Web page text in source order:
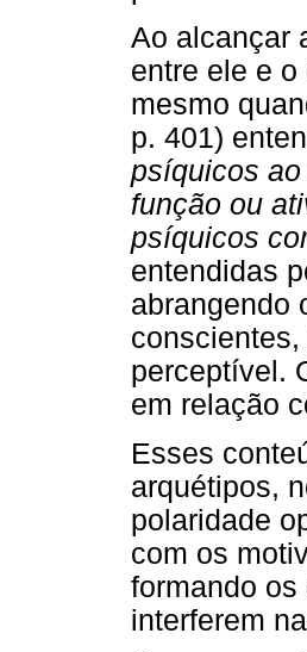
Ao alcançar
entre ele e
mesmo
p. 401)
psíquicos
função ou
psíquicos
entendidas
abrangendo
perceptível.
em relação
Esses
arquétipos,
polaridade
com os
formando
interferem